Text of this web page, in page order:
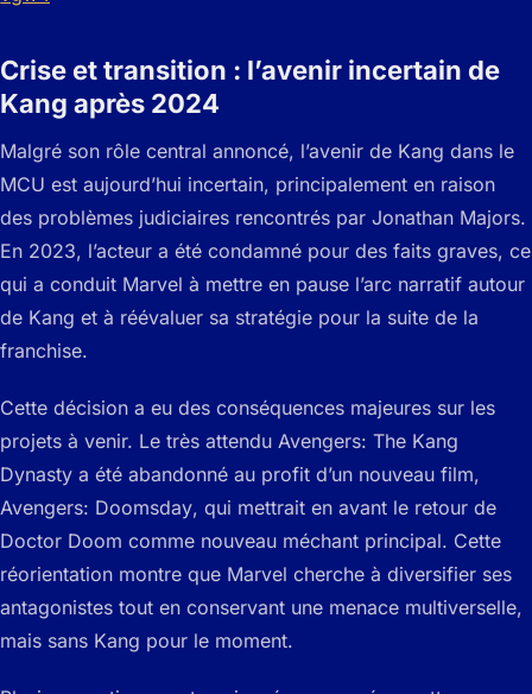
Crise et transition : l’avenir incertain de
Kang après 2024
Malgré son rôle central annoncé, l’avenir de Kang dans le
MCU est aujourd’hui incertain, principalement en raison
des problèmes judiciaires rencontrés par Jonathan Majors.
En 2023, l’acteur a été condamné pour des faits graves, ce
qui a conduit Marvel à mettre en pause l’arc narratif autour
de Kang et à réévaluer sa stratégie pour la suite de la
franchise.
Cette décision a eu des conséquences majeures sur les
projets à venir. Le très attendu Avengers: The Kang
Dynasty a été abandonné au profit d’un nouveau film,
Avengers: Doomsday, qui mettrait en avant le retour de
Doctor Doom comme nouveau méchant principal. Cette
réorientation montre que Marvel cherche à diversifier ses
antagonistes tout en conservant une menace multiverselle,
mais sans Kang pour le moment.